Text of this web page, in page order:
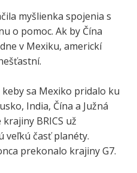
myšlienka spojenia s
o pomoc. Ak by Čína
v Mexiku, americkí
sa Mexiko pridalo ku
India, Čína a Južná
BRICS už
veľkú časť planéty.
prekonalo krajiny G7.